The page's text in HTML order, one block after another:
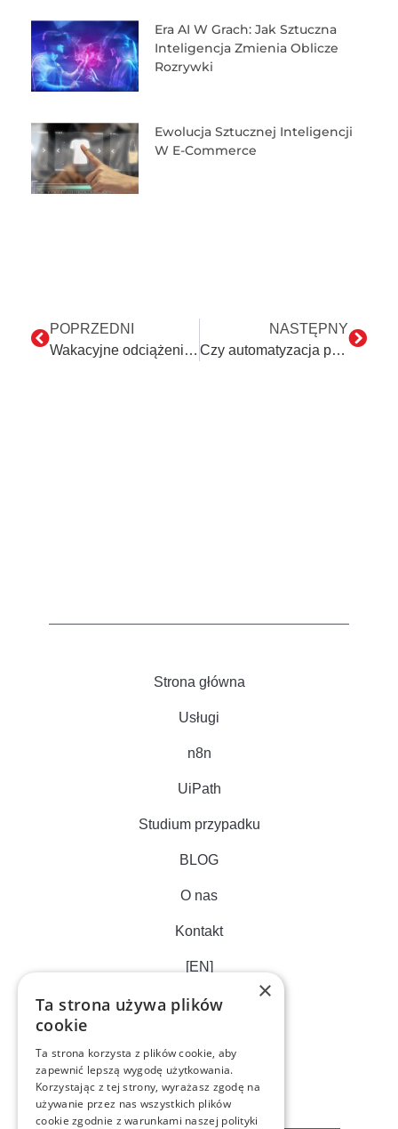
Era AI W Grach: Jak Sztuczna
Inteligencja Zmienia Oblicze
Rozrywki
Ewolucja Sztucznej Inteligencji
W E-Commerce
POPRZEDNI
Wakacyjne odciążenie pracowników
NASTĘPNY
Czy automatyzacja procesów jest tylko dla dużych firm?
Strona główna
Usługi
n8n
UiPath
Studium przypadku
BLOG
O nas
Kontakt
[EN]
×
Ta strona używa plików
cookie
Ta strona korzysta z plików cookie, aby
zapewnić lepszą wygodę użytkowania.
Korzystając z tej strony, wyrażasz zgodę na
używanie przez nas wszystkich plików
cookie zgodnie z warunkami naszej polityki